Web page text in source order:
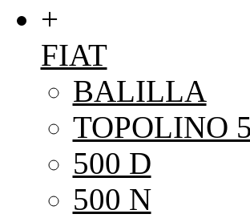
+
FIAT
BALILLA
TOPOLINO
500 D
500 N